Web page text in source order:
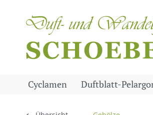
Cyclamen Duftblatt-